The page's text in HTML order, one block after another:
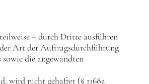
– durch Dritte ausführen
Art der Auftragsdurchführung
die angewandten
wird nicht gehaftet (§ 1168a